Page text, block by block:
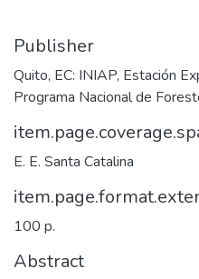
Publisher
Quito, EC: INIAP, Estación
Programa Nacional de
E. E. Santa Catalina
100 p.
Abstract